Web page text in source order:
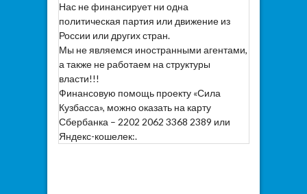
Нас не финансирует ни одна
политическая партия или движение из
России или других стран.
Мы не являемся иностранными агентами,
а также не работаем на структуры
власти!!!
Финансовую помощь проекту «Сила
Кузбасса», можно оказать на карту
Сбербанка – 2202 2062 3368 2389 или
Яндекс-кошелек:.